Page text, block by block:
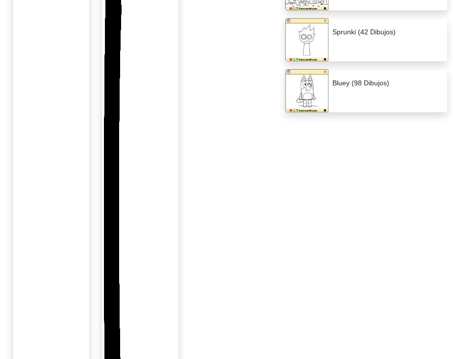
Sprunki (42 Dibujos)
Bluey (98 Dibujos)